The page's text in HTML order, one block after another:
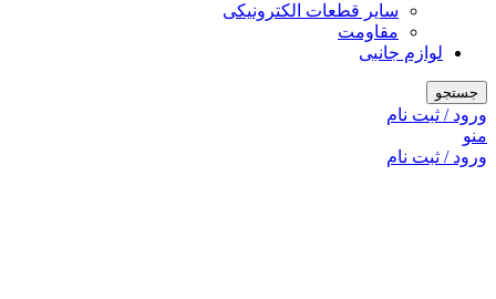
سایر قطعات الکترونیکی
مقاومت
لوازم جانبی
جستجو
ورود / ثبت نام
منو
ورود / ثبت نام